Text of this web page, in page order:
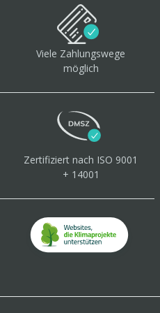
Viele Zahlungswege
möglich
Zertifiziert nach ISO 9001
+ 14001